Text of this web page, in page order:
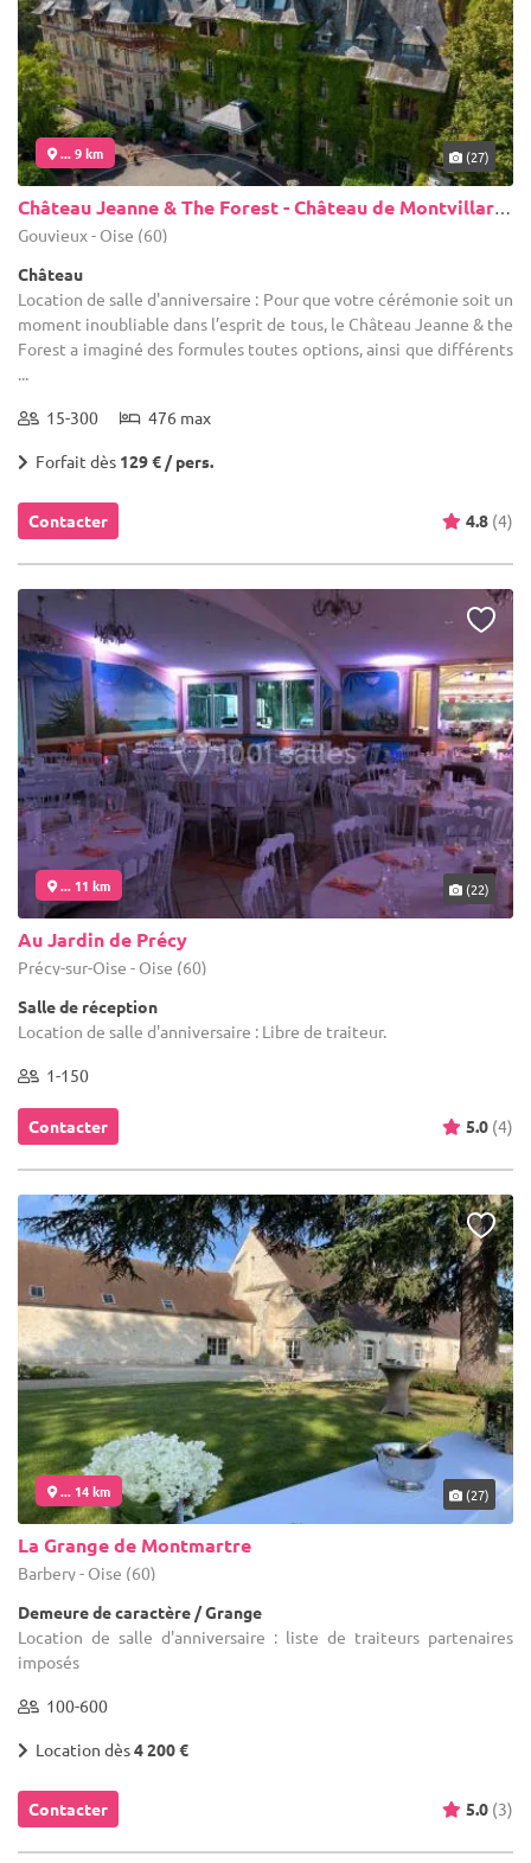
... 9 km (27)
Château Jeanne & The Forest - Château de Montvillargenne
Gouvieux - Oise (60)
Château
Location de salle d'anniversaire : Pour que votre cérémonie soit un
moment inoubliable dans l’esprit de tous, le Château Jeanne & the
Forest a imaginé des formules toutes options, ainsi que différents
...
15-300 476 max
Forfait dès 129 € / pers.
Contacter 4.8 (4)
... 11 km (22)
Au Jardin de Précy
Précy-sur-Oise - Oise (60)
Salle de réception
Location de salle d'anniversaire : Libre de traiteur.
1-150
Contacter 5.0 (4)
... 14 km (27)
La Grange de Montmartre
Barbery - Oise (60)
Demeure de caractère / Grange
Location de salle d'anniversaire : liste de traiteurs partenaires
imposés
100-600
Location dès4 200 €
Contacter 5.0 (3)